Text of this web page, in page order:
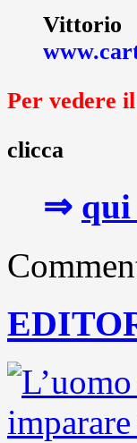
Per vedere
clicca
⇒ qui